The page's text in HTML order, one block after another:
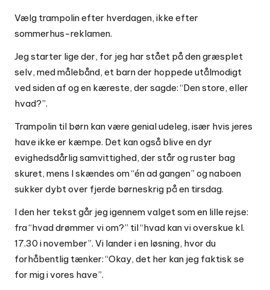
Vælg trampolin efter hverdagen, ikke efter
sommerhus-reklamen.
Jeg starter lige der, for jeg har stået på den græsplet
selv, med målebånd, et barn der hoppede utålmodigt
ved siden af og en kæreste, der sagde: “Den store, eller
hvad?”.
Trampolin til børn kan være genial udeleg, især hvis jeres
have ikke er kæmpe. Det kan også blive en dyr
evighedsdårlig samvittighed, der står og ruster bag
skuret, mens I skændes om “én ad gangen” og naboen
sukker dybt over fjerde børneskrig på en tirsdag.
I den her tekst går jeg igennem valget som en lille rejse:
fra “hvad drømmer vi om?” til “hvad kan vi overskue kl.
17.30 i november”. Vi lander i en løsning, hvor du
forhåbentlig tænker: “Okay, det her kan jeg faktisk se
for mig i vores have”.